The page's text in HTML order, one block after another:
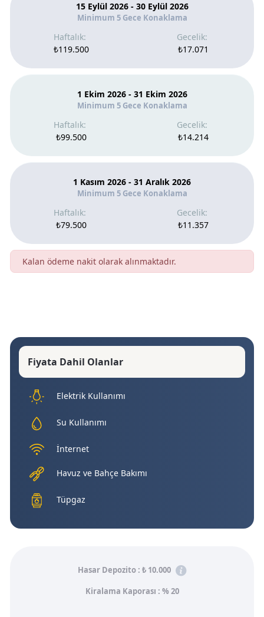
15 Eylül 2026 - 30 Eylül 2026
Minimum 5 Gece Konaklama
₺119.500 ₺17.071
1 Ekim 2026 - 31 Ekim 2026
Minimum 5 Gece Konaklama
₺99.500 ₺14.214
1 Kasım 2026 - 31 Aralık 2026
Minimum 5 Gece Konaklama
₺79.500 ₺11.357
Kalan ödeme nakit olarak alınmaktadır.
Fiyata Dahil Olanlar
Elektrik Kullanımı
Su Kullanımı
İnternet
Havuz ve Bahçe Bakımı
Tüpgaz
Hasar Depozito : ₺ 10.000
Kiralama Kaporası : % 20